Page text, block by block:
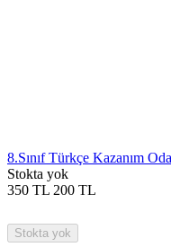
8.Sınıf Türkçe Kazanım
Stokta yok
350 TL 200 TL
Stokta yok